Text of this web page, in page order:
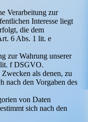
Verarbeitung zur
Interesse liegt
die dem
6 Abs. 1 lit. e
zur Wahrung unserer
lit. f DSGVO.
als denen, zu
nach den Vorgaben des
von Daten
sich nach den